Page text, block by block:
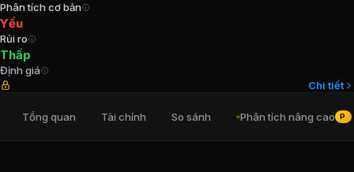
Trưởng Ban kiểm soát
Chủ tịch Hội đồng Quản trị
Kế toán trưởng
Phân tích cơ bản
Yếu
Rủi ro
Thấp
Định giá
Chi tiết
Tổng quan Tài chính So sánh Phân tích nâng cao PRO